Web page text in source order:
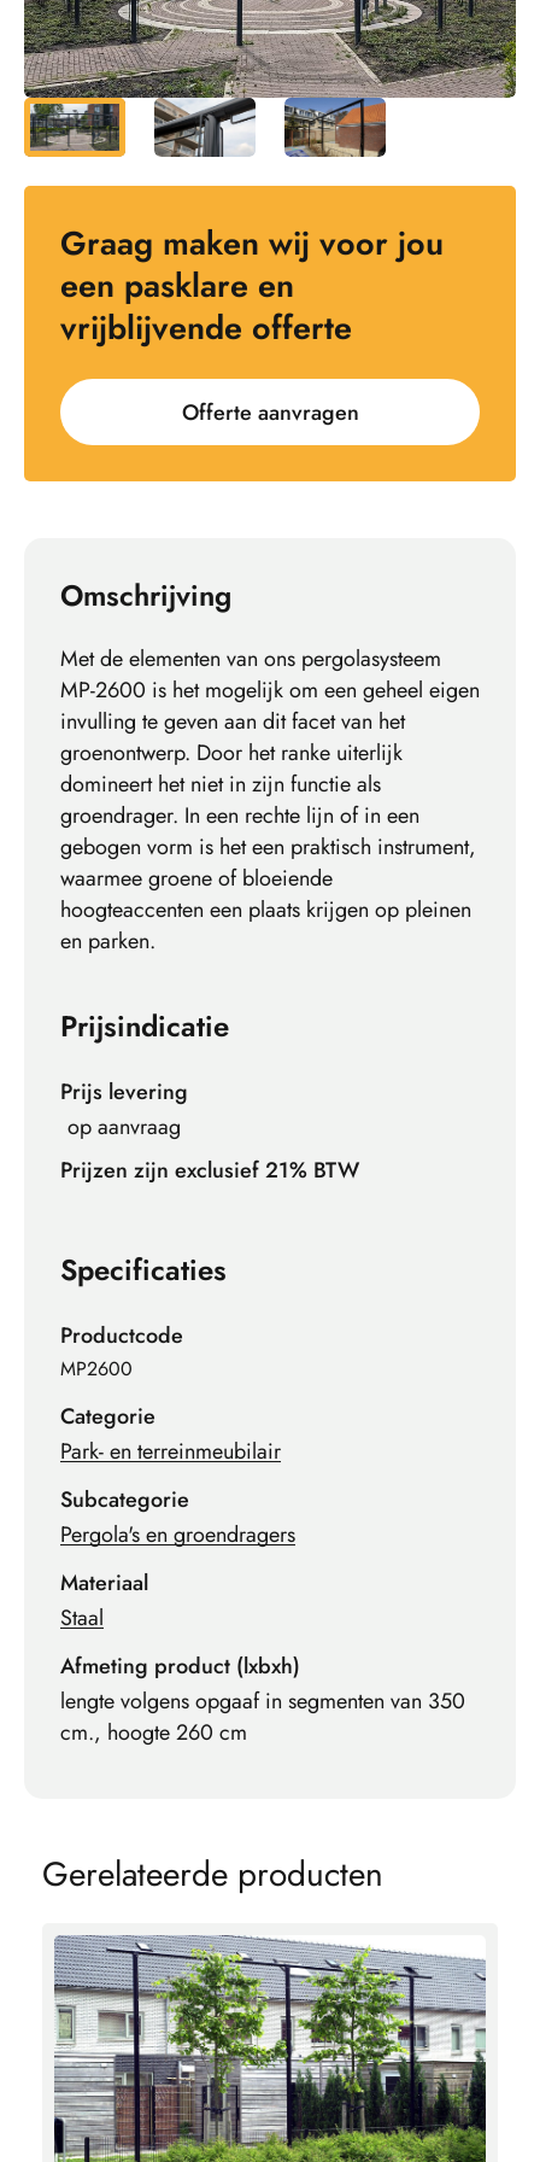
Graag maken wij voor jou
een pasklare en
vrijblijvende offerte
Offerte aanvragen
Omschrijving
Met de elementen van ons pergolasysteem
MP-2600 is het mogelijk om een geheel eigen
invulling te geven aan dit facet van het
groenontwerp. Door het ranke uiterlijk
domineert het niet in zijn functie als
groendrager. In een rechte lijn of in een
gebogen vorm is het een praktisch instrument,
waarmee groene of bloeiende
hoogteaccenten een plaats krijgen op pleinen
en parken.
Prijsindicatie
Prijs levering
op aanvraag
Prijzen zijn exclusief 21% BTW
Specificaties
Productcode
MP2600
Categorie
Park- en terreinmeubilair
Subcategorie
Pergola's en groendragers
Materiaal
Staal
Afmeting product (lxbxh)
lengte volgens opgaaf in segmenten van 350
cm., hoogte 260 cm
Gerelateerde producten